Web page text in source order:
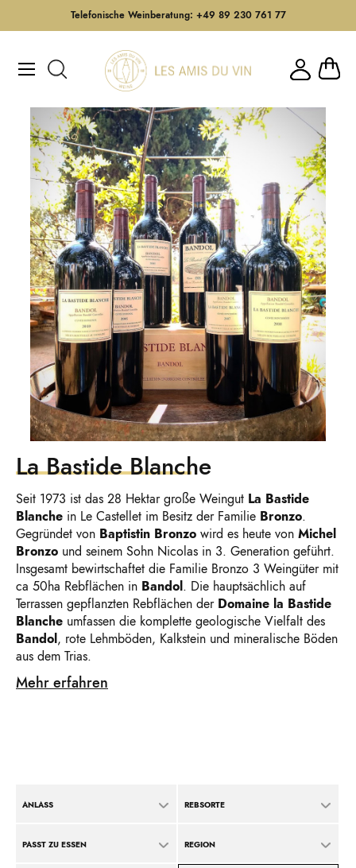
Telefonische Weinberatung: +49 89 230 761 77
Inhalt
Mein
La Bastide Blanche
Seit 1973 ist das 28 Hektar große Weingut La Bastide
Blanche in Le Castellet im Besitz der Familie Bronzo.
Gegründet von Baptistin Bronzo wird es heute von Michel
Bronzo und seinem Sohn Nicolas in 3. Generation geführt.
Insgesamt bewirtschaftet die Familie Bronzo 3 Weingüter mit
ca 50ha Rebflächen in Bandol. Die hauptsächlich auf
Terrassen gepflanzten Rebflächen der Domaine la Bastide
Blanche umfassen die komplette geologische Vielfalt des
Bandol, rote Lehmböden, Kalkstein und mineralische Böden
aus dem Trias.
Mehr erfahren
ANLASS REBSORTE
PASST ZU ESSEN REGION